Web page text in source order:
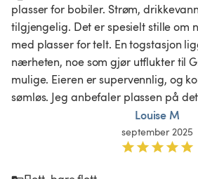
plasser for bobiler. Strøm,
tilgjengelig. Det er spesielt stille om
med plasser for telt. En togstasjon
nærheten, noe som gjør utflukter til
mulige. Eieren er supervennlig, og
sømløs. Jeg anbefaler plassen på
Louise M
september 2025